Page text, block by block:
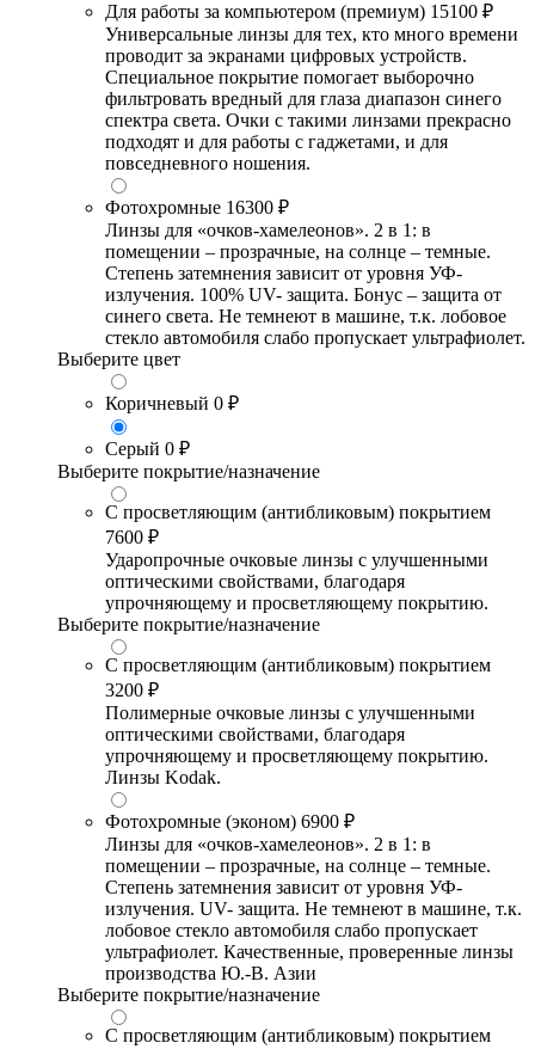
Для работы за компьютером (премиум) 15100 ₽
Универсальные линзы для тех, кто много времени
проводит за экранами цифровых устройств.
Специальное покрытие помогает выборочно
фильтровать вредный для глаза диапазон синего
спектра света. Очки с такими линзами прекрасно
подходят и для работы с гаджетами, и для
повседневного ношения.
Фотохромные 16300 ₽
Линзы для «очков-хамелеонов». 2 в 1: в
помещении – прозрачные, на солнце – темные.
Степень затемнения зависит от уровня УФ-
излучения. 100% UV- защита. Бонус – защита от
синего света. Не темнеют в машине, т.к. лобовое
стекло автомобиля слабо пропускает ультрафиолет.
Выберите цвет
Коричневый 0 ₽
Серый 0 ₽
Выберите покрытие/назначение
С просветляющим (антибликовым) покрытием
7600 ₽
Ударопрочные очковые линзы с улучшенными
оптическими свойствами, благодаря
упрочняющему и просветляющему покрытию.
Выберите покрытие/назначение
С просветляющим (антибликовым) покрытием
3200 ₽
Полимерные очковые линзы с улучшенными
оптическими свойствами, благодаря
упрочняющему и просветляющему покрытию.
Линзы Kodak.
Фотохромные (эконом) 6900 ₽
Линзы для «очков-хамелеонов». 2 в 1: в
помещении – прозрачные, на солнце – темные.
Степень затемнения зависит от уровня УФ-
излучения. UV- защита. Не темнеют в машине, т.к.
лобовое стекло автомобиля слабо пропускает
ультрафиолет. Качественные, проверенные линзы
производства Ю.-В. Азии
Выберите покрытие/назначение
С просветляющим (антибликовым) покрытием